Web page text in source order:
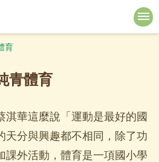
育
青體育
淇華這麼說「運動是最好的國
天分與興趣都不相同，除了功
課外活動，體育是一項國小學